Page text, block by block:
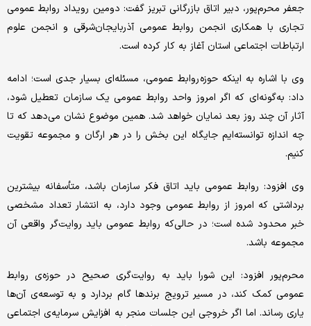
جعفر محرم‌پور، دبیر اتاق بازرگانی تبریز گفت: دومین رویداد روابط عمومی
تجاری با همکاری انجمن روابط عمومی آذربایجان‌شرقی و انجمن علوم
ارتباطات اجتماعی استان آغاز به کار کرده است.
وی با اشاره به اینکه حوزه‌ روابط عمومی، مسئله‌ای بسیار جدی است؛ ادامه
داد: به‌گونه‌ای که اگر امروز واحد روابط عمومی یک سازمان تعطیل شود،
آثار آن چند روز بعد نمایان خواهد شد. همین موضوع نشان می‌دهد که تا
چه اندازه توانسته‌ایم جایگاه این بخش را در هر ارگان و مجموعه تقویت
کنیم.
وی افزود: روابط عمومی باید اتاق فکر سازمان باشد، متأسفانه بیشترین
برداشتی که امروز از روابط عمومی وجود دارد، به انتشار تعداد مشخصی
خبر محدود شده است؛ در حالی‌که روابط عمومی باید روایت‌گر واقعی آن
مجموعه باشد.
محرم‌پور افزود: این شورا باید به روایت‌گری صحیح در حوزه‌ی روابط
عمومی کمک کند، در مسیر ترویج برندها گام بردارد و به توسعه‌ی آن‌ها
یاری رساند. اما اگر خروجی این جلسات منجر به افزایش سرمایه‌ی اجتماعی